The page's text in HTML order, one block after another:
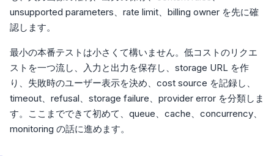
unsupported parameters、rate limit、billing owner を先に確
認します。
最小の本番テストは小さくて構いません。低コストのリクエ
ストを一つ流し、入力と出力を保存し、storage URL を作
り、失敗時のユーザー表示を決め、cost source を記録し、
timeout、refusal、storage failure、provider error を分類しま
す。ここまでできて初めて、queue、cache、concurrency、
monitoring の話に進めます。